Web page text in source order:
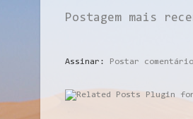
Postagem mais
Assinar: Postar